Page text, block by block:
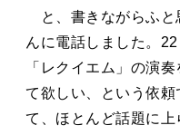
と、書きながらふと
んに電話しました。
「レクイエム」の演
て欲しい、という依
て、ほとんど話題に上